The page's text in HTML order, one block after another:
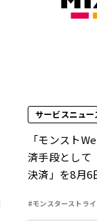
サービスニュー
「モンスト
済手段として
決済」を8月6
#モンスターストラ